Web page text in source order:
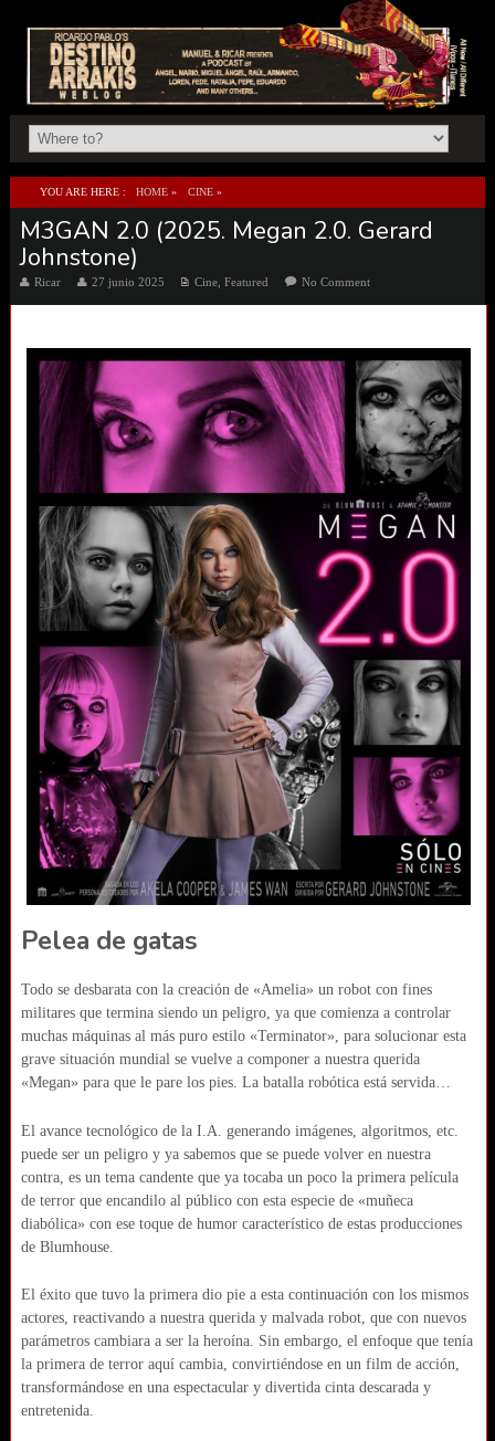
YOU ARE HERE : HOME » CINE »
M3GAN 2.0 (2025. MEGAN 2.0. GERARD JOHNSTONE)
M3GAN 2.0 (2025. Megan 2.0. Gerard
Johnstone)
Ricar 27 junio 2025 Cine, Featured No Comment
Pelea de gatas
Todo se desbarata con la creación de «Amelia» un robot con fines
militares que termina siendo un peligro, ya que comienza a controlar
muchas máquinas al más puro estilo «Terminator», para solucionar esta
grave situación mundial se vuelve a componer a nuestra querida
«Megan» para que le pare los pies. La batalla robótica está servida…
El avance tecnológico de la I.A. generando imágenes, algoritmos, etc.
puede ser un peligro y ya sabemos que se puede volver en nuestra
contra, es un tema candente que ya tocaba un poco la primera película
de terror que encandilo al público con esta especie de «muñeca
diabólica» con ese toque de humor característico de estas producciones
de Blumhouse.
El éxito que tuvo la primera dio pie a esta continuación con los mismos
actores, reactivando a nuestra querida y malvada robot, que con nuevos
parámetros cambiara a ser la heroína. Sin embargo, el enfoque que tenía
la primera de terror aquí cambia, convirtiéndose en un film de acción,
transformándose en una espectacular y divertida cinta descarada y
entretenida.